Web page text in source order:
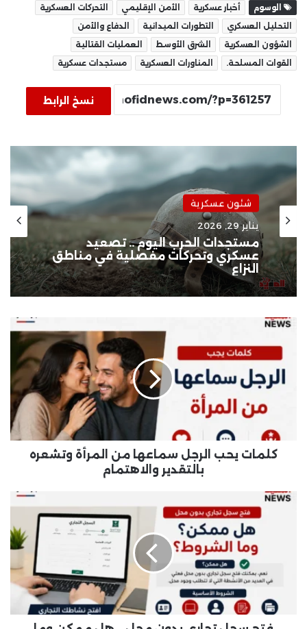
الوسوم أخبار عسكرية الأمن الإقليمي
التحركات العسكرية
التحليل العسكري
التطورات الميدانية
الدفاع والأمن
الشؤون العسكرية
الشرق الأوسط
العمليات القتالية
القوات المسلحة.
المناورات العسكرية مستجدات عسكرية
نسخ الرابط
شئون عسكرية
يناير 29, 2026
مستجدات الحرب اليوم .. تصعيد
عسكري وتحركات مفصلية في مناطق
النزاع
كلمات
سماعها
من
وتشعره
والاهتمام
كلمات يحب الرجل سماعها من المرأة وتشعره
بالتقدير والاهتمام
فتح
ممكن